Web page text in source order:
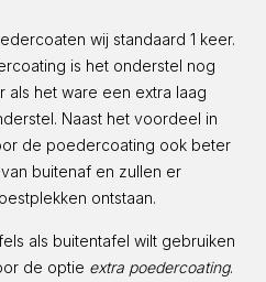
wij standaard 1 keer.
is het onderstel nog
het ware een extra laag
Naast het voordeel in
de poedercoating ook beter
buitenaf en zullen er
ontstaan.
als buitentafel wilt gebruiken
de optie extra poedercoating.